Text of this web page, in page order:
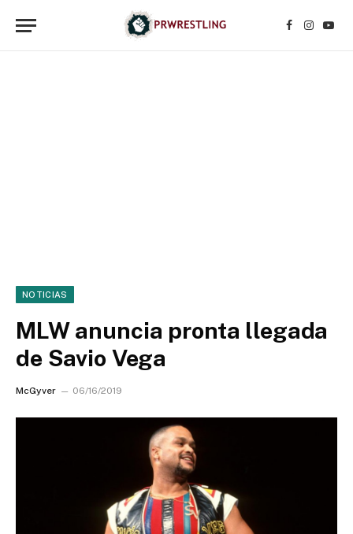
Facebook
NOTICIAS
MLW anuncia pronta llegada
de Savio Vega
McGyver 06/16/2019